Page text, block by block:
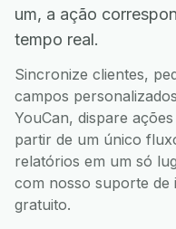
um, a ação
tempo real.
Sincronize clientes,
campos
YouCan, dispare
partir de um único
relatórios em um só
com nosso suporte de
gratuito.